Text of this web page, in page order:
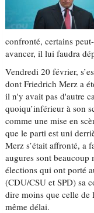
confronté, certains
avancer, il lui faudra
Vendredi 20 février,
dont Friedrich Merz a
il n'y avait pas d'autre
quoiqu’inférieur à son
comme une mise en
que le parti est uni
Merz s’était affronté, a
augures sont beaucoup
élections qui ont porté
(CDU/CSU et SPD) sa
dire moins que celle de
même délai.